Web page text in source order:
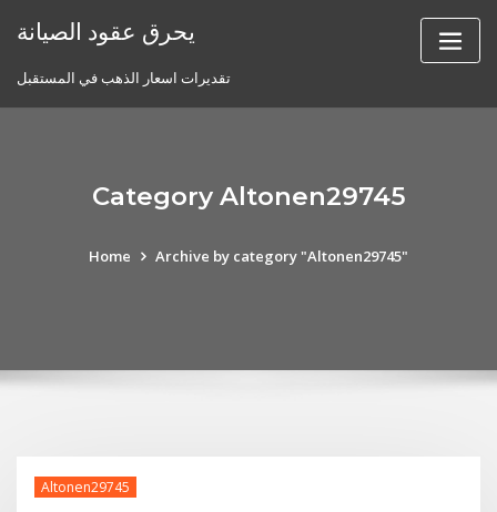
يحرق عقود الصيانة
تقديرات اسعار الذهب في المستقبل
Category Altonen29745
Home Archive by category "Altonen29745"
Altonen29745